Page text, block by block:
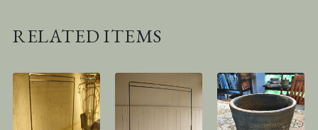
RELATED ITEMS